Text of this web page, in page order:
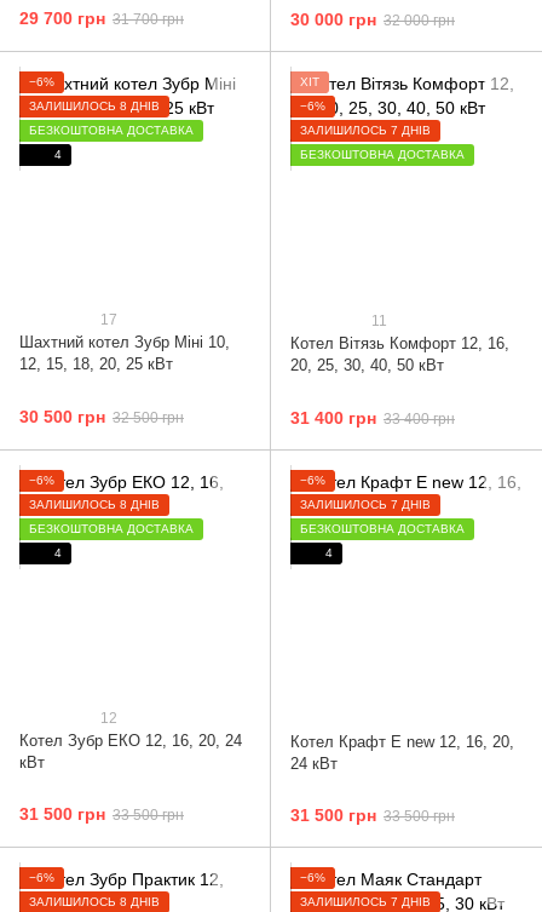
29 700 грн 31 700 грн 30 000 грн 32 000 грн
−6%
ЗАЛИШИЛОСЬ 8 ДНІВ
БЕЗКОШТОВНА ДОСТАВКА
4
17
Шахтний котел Зубр Міні 10,
12, 15, 18, 20, 25 кВт
30 500 грн 32 500 грн
ХІТ
−6%
ЗАЛИШИЛОСЬ 7 ДНІВ
БЕЗКОШТОВНА ДОСТАВКА
11
Котел Вітязь Комфорт 12, 16,
20, 25, 30, 40, 50 кВт
31 400 грн 33 400 грн
−6%
ЗАЛИШИЛОСЬ 8 ДНІВ
БЕЗКОШТОВНА ДОСТАВКА
4
12
Котел Зубр ЕКО 12, 16, 20, 24
кВт
31 500 грн 33 500 грн
−6%
ЗАЛИШИЛОСЬ 7 ДНІВ
БЕЗКОШТОВНА ДОСТАВКА
4
Котел Крафт E new 12, 16, 20,
24 кВт
31 500 грн 33 500 грн
−6%
ЗАЛИШИЛОСЬ 8 ДНІВ
−6%
ЗАЛИШИЛОСЬ 7 ДНІВ